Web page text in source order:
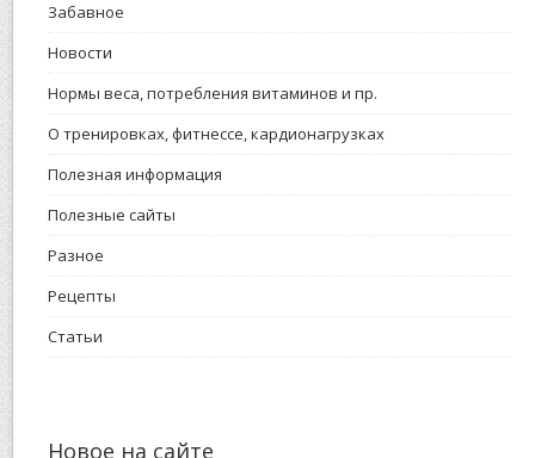
Забавное
Новости
Нормы веса, потребления витаминов и пр.
О тренировках, фитнессе, кардионагрузках
Полезная информация
Полезные сайты
Разное
Рецепты
Статьи
Новое на сайте